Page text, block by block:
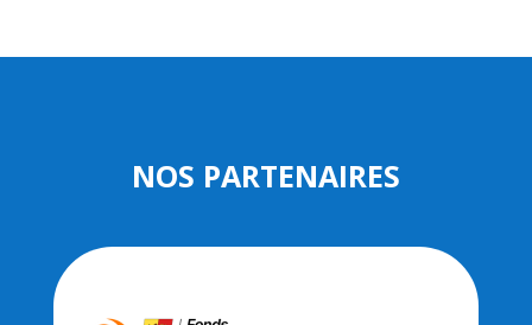
NOS PARTENAIRES